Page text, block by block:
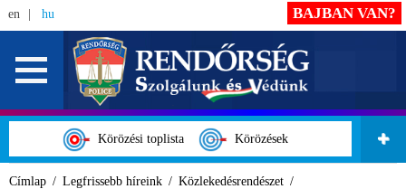
en hu
Körözési toplista Körözések
BAJBAN VAN?
Címlap Legfrissebb híreink Közlekedésrendészet